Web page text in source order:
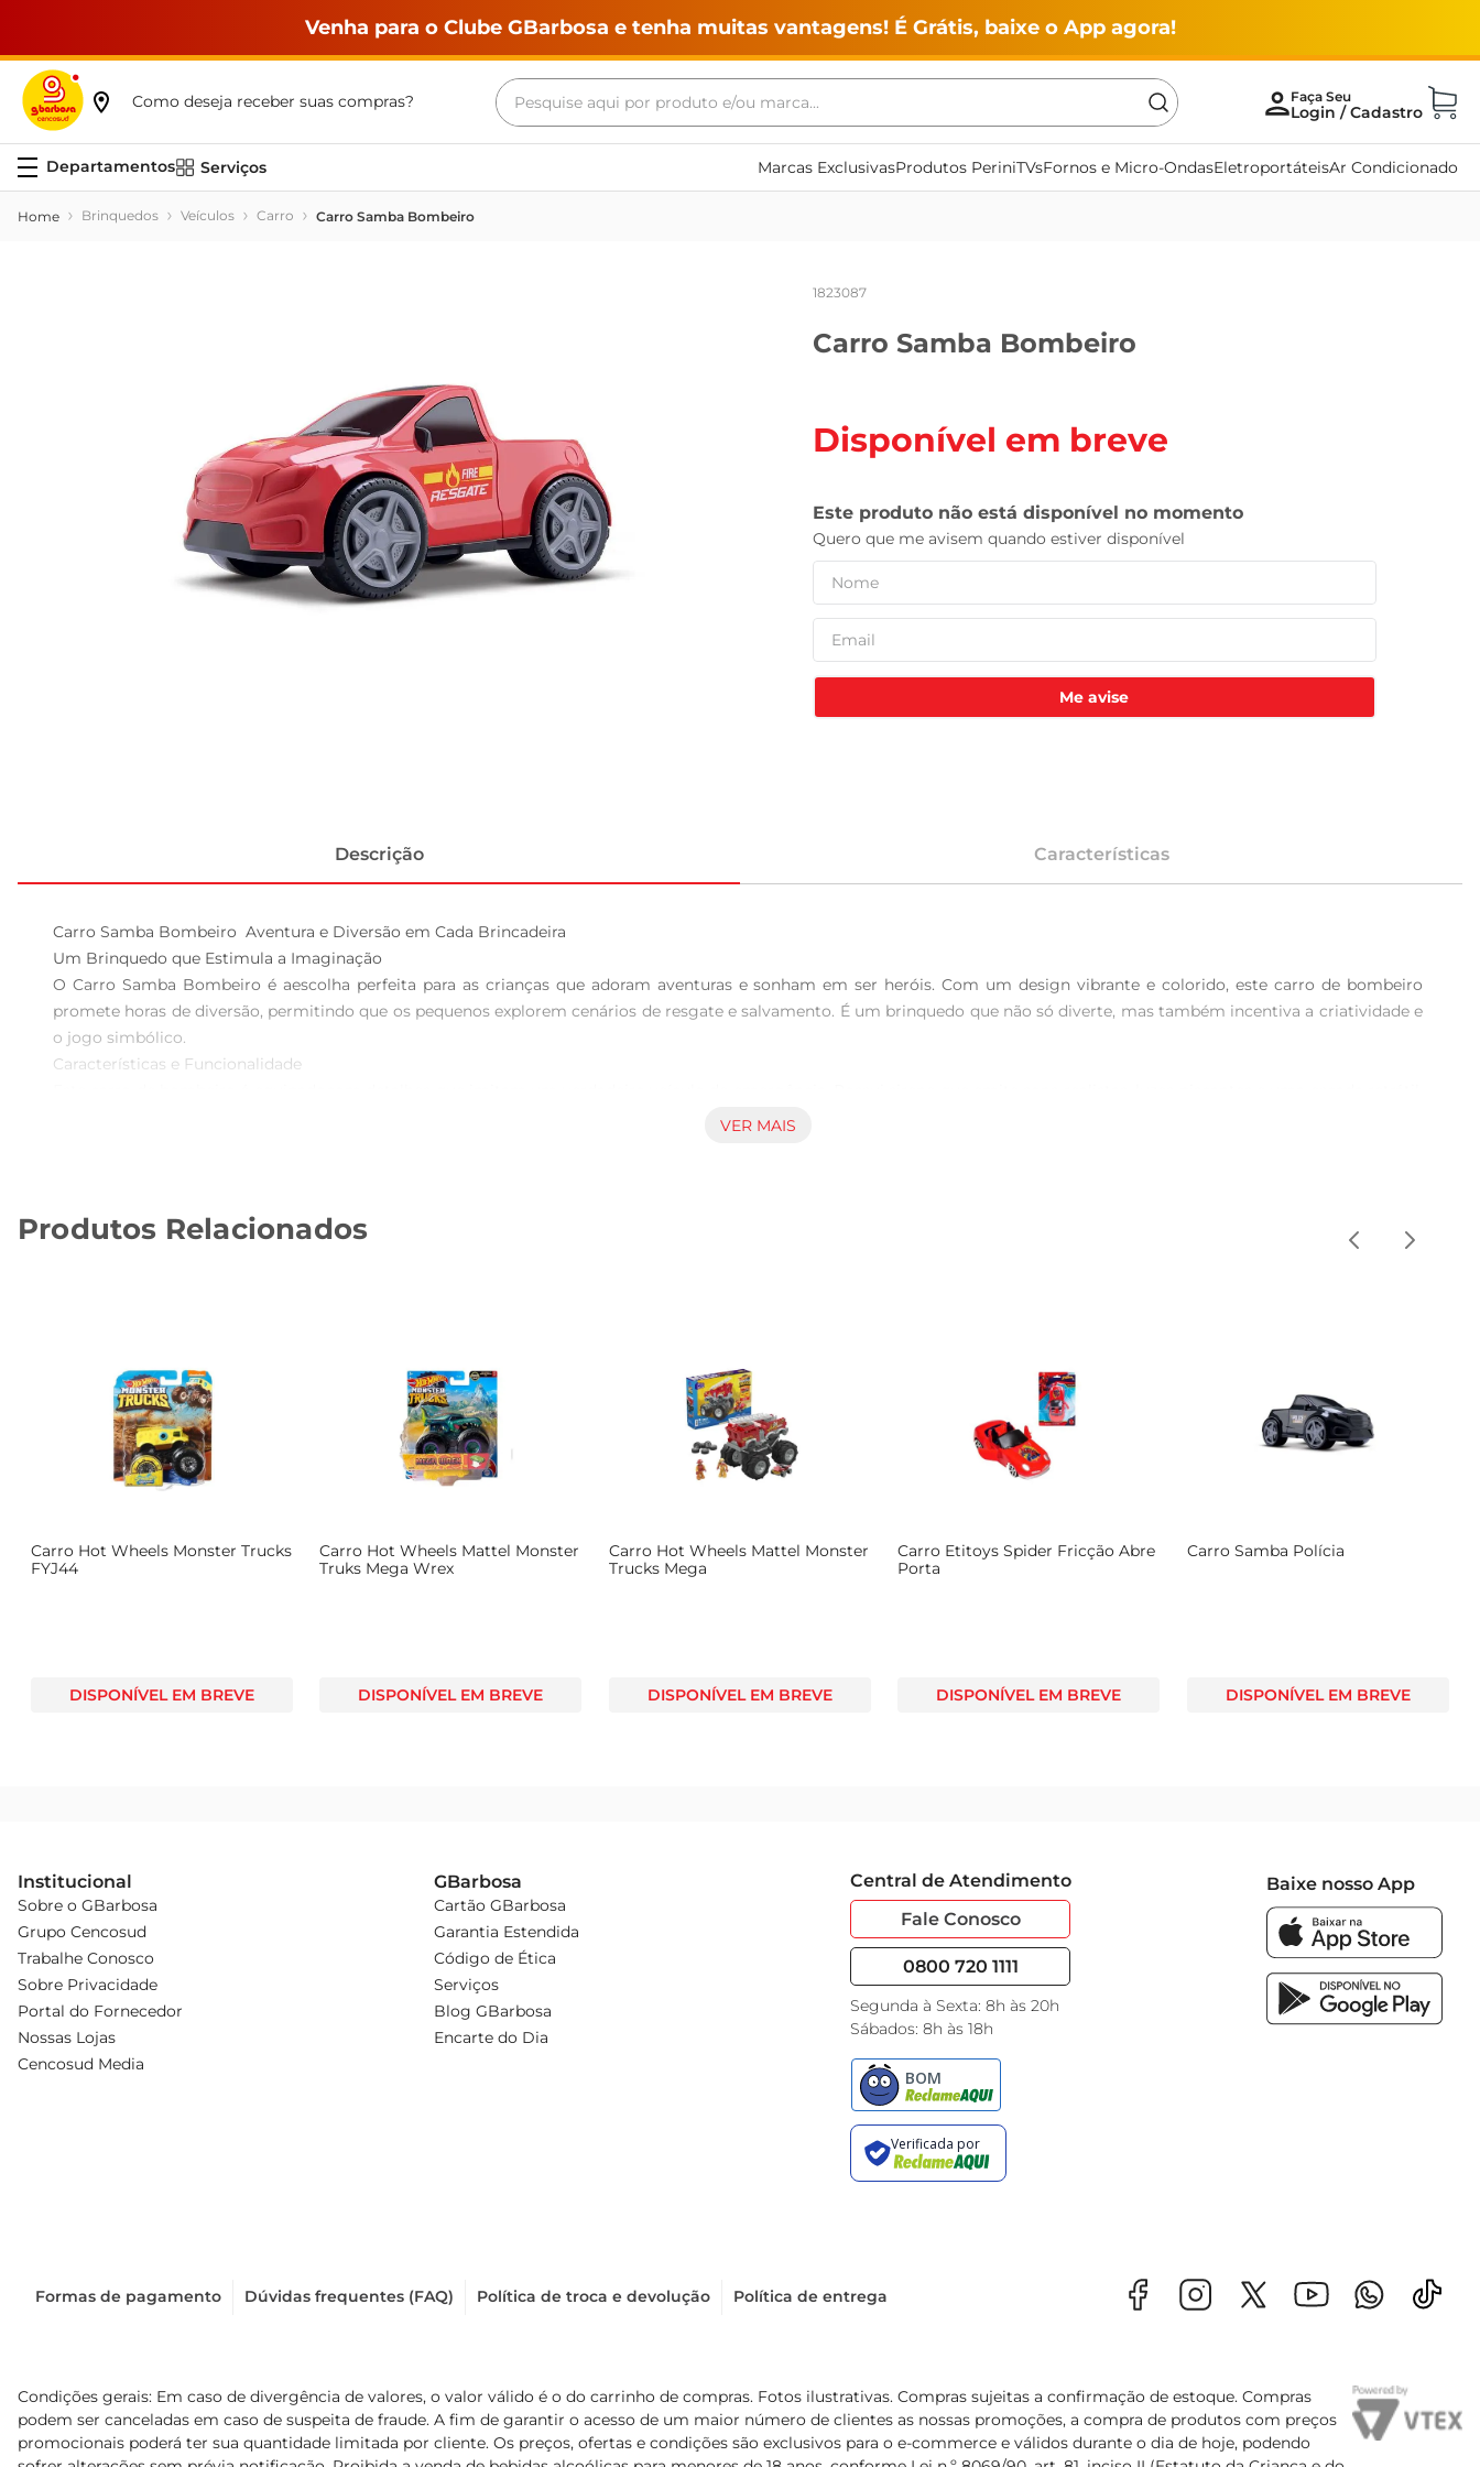
Venha para o Clube GBarbosa e tenha muitas vantagens! É Grátis, baixe o App agora!
Como deseja receber suas compras?
Pesquise aqui por produto e/ou marca...
Serviços Marcas ExclusivasProdutos PeriniTVsFornos e Micro-OndasEletroportáteisAr Condicionado
Brinquedos Veículos Carro Carro Samba Bombeiro
1823087
Carro Samba Bombeiro
Disponível em breve
Me avise
Descrição Características
Carro Samba Bombeiro  Aventura e Diversão em Cada Brincadeira
Um Brinquedo que Estimula a Imaginação
O Carro Samba Bombeiro é aescolha perfeita para as crianças que adoram aventuras e sonham em ser heróis. Com um design vibrante e colorido, este carro de bombeiro
promete horas de diversão, permitindo que os pequenos explorem cenários de resgate e salvamento. É um brinquedo que não só diverte, mas também incentiva a criatividade e
o jogo simbólico.
Características e Funcionalidade
proporcionando uma experiência de brincadeira mais autêntica. A estrutura é leve, facilitando o manuseio pelas crianças, e foi projetada para ser resistente, suportando o uso
brinquedoideal para crianças a partir de 3 anos, proporcionando uma brincadeira segura e divertida.
O Carro Samba Bombeiro é mais do que um simples brinquedo
VER MAIS
Produtos Relacionados
Toys
Pista Hot Wheels Mattel Ataque
DISPONÍVEL EM BREVE
Pista Hot Wheels Mattel Mega
Reboque GHR48
DISPONÍVEL EM BREVE
Carro Kendy Turbo Med Police
DISPONÍVEL EM BREVE
Carro Hot Wheels Monster Trucks
DISPONÍVEL EM BREVE
Carro Hot Wheels
DISPONÍVEL EM
Institucional
Sobre o GBarbosa
Grupo Cencosud
Trabalhe Conosco
Sobre Privacidade
Portal do Fornecedor
Nossas Lojas
Cencosud Media
GBarbosa
Cartão GBarbosa
Garantia Estendida
Código de Ética
Serviços
Blog GBarbosa
Encarte do Dia
Central de Atendimento
Fale Conosco
0800 720 1111
Segunda à Sexta: 8h às 20h
Sábados: 8h às 18h
Baixe nosso App
Formas de pagamento Dúvidas frequentes (FAQ) Política de troca e devolução Política de entrega
Condições gerais: Em caso de divergência de valores, o valor válido é o do carrinho de compras. Fotos ilustrativas. Compras sujeitas a confirmação de estoque. Compras
podem ser canceladas em caso de suspeita de fraude. A fim de garantir o acesso de um maior número de clientes as nossas promoções, a compra de produtos com preços
promocionais poderá ter sua quantidade limitada por cliente. Os preços, ofertas e condições são exclusivos para o e-commerce e válidos durante o dia de hoje, podendo
Termos mais buscados
vinho
leite pó
tv